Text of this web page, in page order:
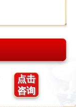
点击
咨询